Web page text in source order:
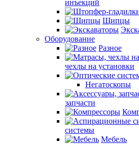
инъекций
Щипцы
Оборудование
Разное
чехлы на установки
Негатоскопы
запчасти
системы
Мебель